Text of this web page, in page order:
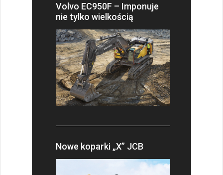
Volvo EC950F – Imponuje
nie tylko wielkością
Nowe koparki „X” JCB